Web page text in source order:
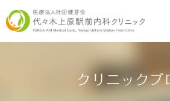
クリニックブ